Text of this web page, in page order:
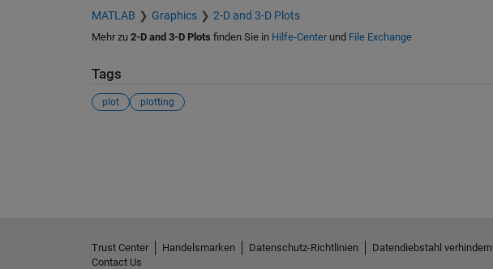
MATLAB Graphics 2-D and 3-D Plots
Mehr zu 2-D and 3-D Plots finden Sie in Hilfe-Centerund File Exchange
Tags
plot plotting
Trust Center Handelsmarken Datenschutz-Richtlinien Datendiebstahl verhindern
Contact Us